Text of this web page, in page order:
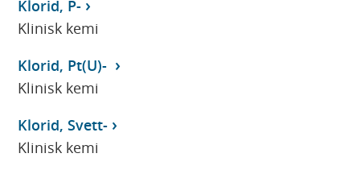
Klorid, P-
Klinisk kemi
Klorid, Pt(U)-
Klinisk kemi
Klorid, Svett-
Klinisk kemi